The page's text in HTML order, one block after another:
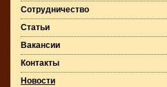
Сотрудничество
Статьи
Вакансии
Контакты
Новости